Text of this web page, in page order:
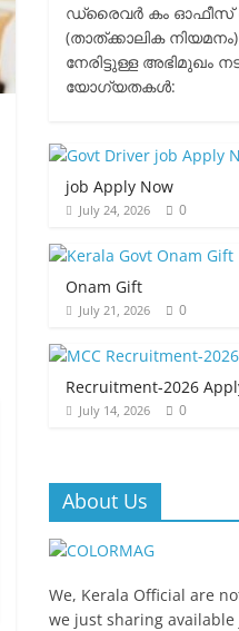
ഡ്രൈവർ കം ഓഫീസ്
(താത്ക്കാലിക നിയമനം)
നേരിട്ടുള്ള അഭിമുഖം
യോഗ്യതകൾ:
job Apply Now
July 24, 2026 0
Onam Gift
July 21, 2026 0
Recruitment-2026
July 14, 2026 0
About Us
We, Kerala Official are
we just sharing